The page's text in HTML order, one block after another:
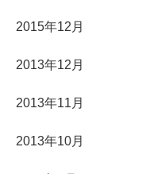
2015年12月
2013年12月
2013年11月
2013年10月